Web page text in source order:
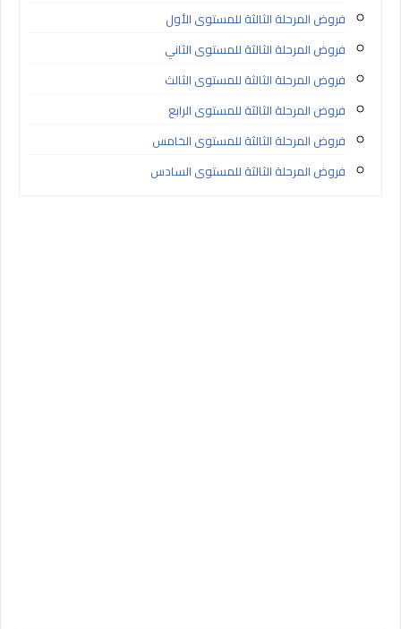
فروض المرحلة الثالثة للمستوى الأول
فروض المرحلة الثالثة للمستوى الثاني
فروض المرحلة الثالثة للمستوى الثالث
فروض المرحلة الثالثة للمستوى الرابع
فروض المرحلة الثالثة للمستوى الخامس
فروض المرحلة الثالثة للمستوى السادس